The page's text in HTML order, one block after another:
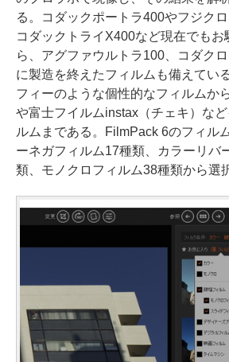
る。コダックポートラ400やフジクロ
コダックトライX400など現在でも
ら、アグファウルトラ100、コダク
に製造を終えたフィルムも備えてい
フィーのような個性的なフィルムか
や富士フイルムinstax（チェキ）な
ルムまである。FilmPack 6のフィル
ーネガフィルム17種類、カラーリバ
類、モノクロフィルム38種類から選